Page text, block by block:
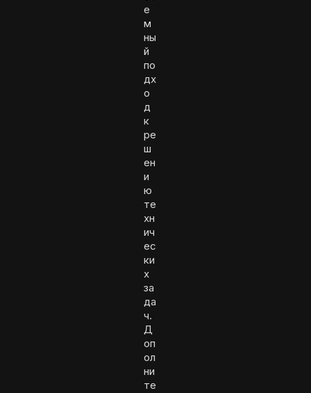
е
м
ны
й
по
дх
о
д
к
ре
ш
ен
и
ю
те
хн
ич
ес
ки
х
за
да
ч.
Д
оп
ол
ни
те